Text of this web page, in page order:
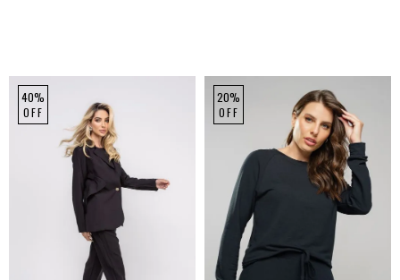
40%
OFF
20%
OFF